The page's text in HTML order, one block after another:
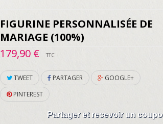
FIGURINE PERSONNALISÉE DE
MARIAGE (100%)
179,90 €
TTC
TWEET PARTAGER
GOOGLE+
PINTEREST
Partager et recevoir un